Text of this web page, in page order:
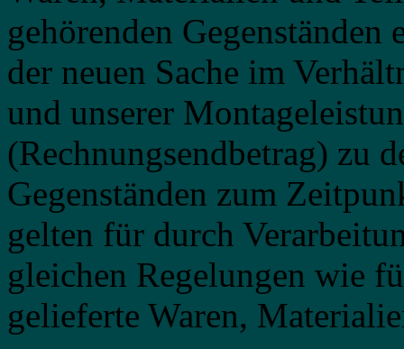
gehörenden
der neuen Sache im
und unserer
(Rechnungsendbetrag) zu
Gegenständen zum
gelten für durch
gleichen Regelungen wie
gelieferte Waren,